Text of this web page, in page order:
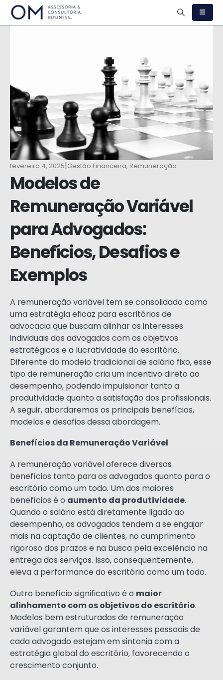
fevereiro 4, 2025|Gestão Financeira, Remuneração
Modelos de
Remuneração Variável
para Advogados:
Benefícios, Desafios e
Exemplos
A remuneração variável tem se consolidado como
uma estratégia eficaz para escritórios de
advocacia que buscam alinhar os interesses
individuais dos advogados com os objetivos
estratégicos e a lucratividade do escritório.
Diferente do modelo tradicional de salário fixo, esse
tipo de remuneração cria um incentivo direto ao
desempenho, podendo impulsionar tanto a
produtividade quanto a satisfação dos profissionais.
A seguir, abordaremos os principais benefícios,
modelos e desafios dessa abordagem.
Benefícios da Remuneração Variável
A remuneração variável oferece diversos
benefícios tanto para os advogados quanto para o
escritório como um todo. Um dos maiores
benefícios é o aumento da produtividade.
Quando o salário está diretamente ligado ao
desempenho, os advogados tendem a se engajar
mais na captação de clientes, no cumprimento
rigoroso dos prazos e na busca pela excelência na
entrega dos serviços. Isso, consequentemente,
eleva a performance do escritório como um todo.
Outro benefício significativo é o maior
alinhamento com os objetivos do escritório.
Modelos bem estruturados de remuneração
variável garantem que os interesses pessoais de
cada advogado estejam em sintonia com a
estratégia global do escritório, favorecendo o
crescimento conjunto.